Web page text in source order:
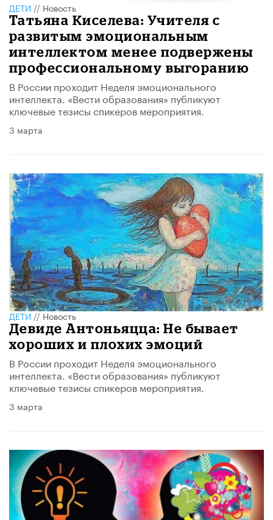
ДЕТИ // Новость
Татьяна Киселева: Учителя с
развитым эмоциональным
интеллектом менее подвержены
профессиональному выгоранию
В России проходит Неделя эмоционального
интеллекта. «Вести образования» публикуют
ключевые тезисы спикеров мероприятия.
3 марта
ДЕТИ//Новость
Девиде Антоньяцца: Не бывает
хороших и плохих эмоций
В России проходит Неделя эмоционального
интеллекта. «Вести образования» публикуют
ключевые тезисы спикеров мероприятия.
3 марта